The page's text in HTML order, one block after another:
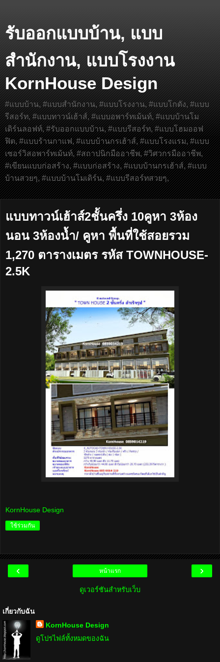
รับออกแบบบ้าน, แบบ
สำนักงาน, แบบโรงงาน
KornHouse Design
#แบบบ้าน, #แบบสำนักงาน, #แบบโรงงาน, #แบบโกดัง, #แบบ
รีสอร์ท, #แบบทาวน์เฮ้าส์, #แบบอพาร์ทเม้นท์, #แบบบ้านโม
เดิร์นลอฟท์, #รับออกแบบบ้าน, #แบบรีสอร์ท, #แบบโฮมออฟ
ฟิต, #แบบร้านกาแฟ, #แบบบ้านกรเฮ้าส์, #แบบโรงแรม, #แบบ
เซอร์วิสอพาร์ทเม้นท์, #สถาปนิกมืออาชีพ, #วิศวกรมืออาชีพ,
#เขียนแบบก่อสร้าง, #แบบก่อสร้าง, #แบบบ้านกรเฮ้าส์, #แบบ
บ้านสวยๆ, #แบบบ้านโมเดิร์น, #แบบรีสอร์ทสวยๆ,
แบบทาวน์เฮ้าส์2ชั้นครึ่ง 10คูหา 3ห้อง
นอน 3ห้องน้ำ/ คูหา พื้นที่ใช้สอยรวม
1,270 ตารางเมตร รหัส TOWNHOUSE-
2.5K
KornHouse Design
ใช้ร่วมกัน
‹ ›
หน้าแรก
ดูเวอร์ชันสำหรับเว็บ
เกี่ยวกับฉัน
KornHouse Design
ดูโปรไฟล์ทั้งหมดของฉัน